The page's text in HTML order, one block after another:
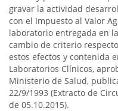
gravar la actividad
con el Impuesto al Valor
laboratorio entregada en
cambio de criterio
estos efectos y contenida
Laboratorios Clínicos,
Ministerio de Salud,
22/9/1993 (Extracto de
de 05.10.2015).